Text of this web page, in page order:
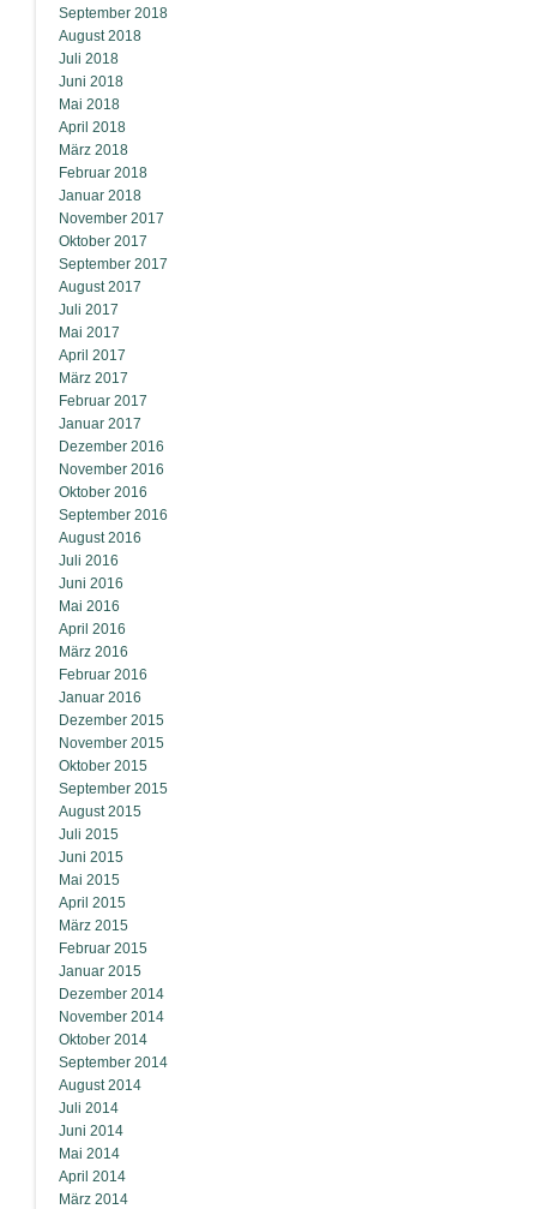
September 2018
August 2018
Juli 2018
Juni 2018
Mai 2018
April 2018
März 2018
Februar 2018
Januar 2018
November 2017
Oktober 2017
September 2017
August 2017
Juli 2017
Mai 2017
April 2017
März 2017
Februar 2017
Januar 2017
Dezember 2016
November 2016
Oktober 2016
September 2016
August 2016
Juli 2016
Juni 2016
Mai 2016
April 2016
März 2016
Februar 2016
Januar 2016
Dezember 2015
November 2015
Oktober 2015
September 2015
August 2015
Juli 2015
Juni 2015
Mai 2015
April 2015
März 2015
Februar 2015
Januar 2015
Dezember 2014
November 2014
Oktober 2014
September 2014
August 2014
Juli 2014
Juni 2014
Mai 2014
April 2014
März 2014